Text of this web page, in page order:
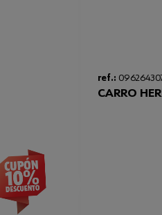
ref.:
CARRO